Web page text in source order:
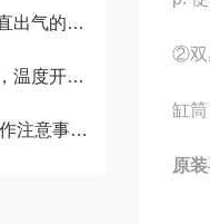
因是什么
怎么接线
与包装运输
②双
缸筒
原